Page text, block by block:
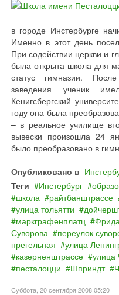
в городе Инстербурге
Именно в этот день
При содействии церкви и
была открыта школа для
статус гимназии.
заведения ученик
Кенигсбергский
году она была
– в реальное училище
вывески произошла 24
было преобразовано в
Опубликовано в
Теги
Инстербург
школа
райтбанштрассе
улица тольятти
маркграфенплатц
Суворова
переулок
прегельная
улица
казерненштрассе
улица
песталоцци
Шприндт
Суббота, 20 сентября 2008 05:20